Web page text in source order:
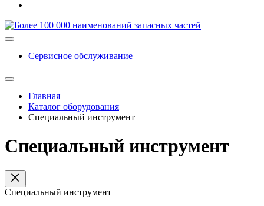
Сервисное обслуживание
Главная
Каталог оборудования
Специальный инструмент
Специальный инструмент
Специальный инструмент